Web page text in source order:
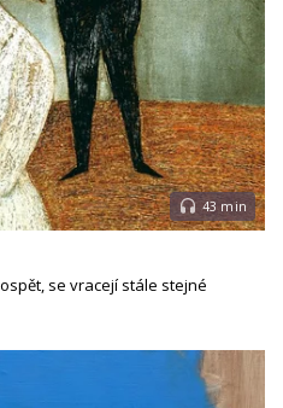
43 min
se vracejí stále stejné